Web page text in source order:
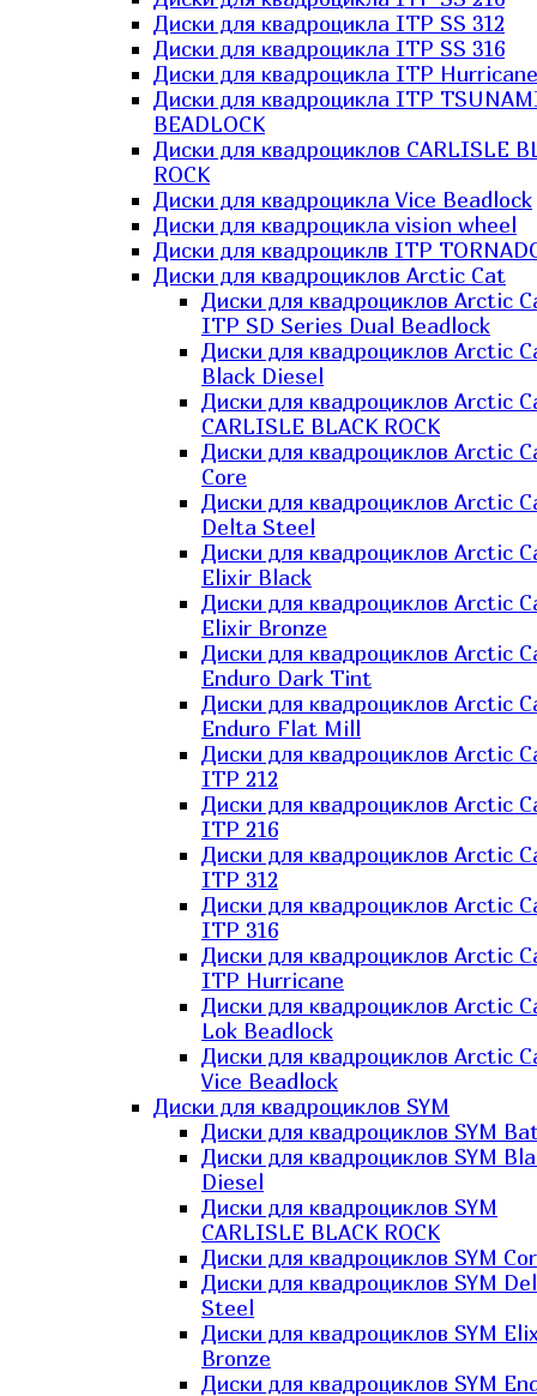
Диски для квадроцикла ITP SS 312
Диски для квадроцикла ITP SS 316
Диски для квадроцикла ITP Hurricane
Диски для квадроцикла ITP
BEADLOCK
Диски для квадроциклов CARLISLE
ROCK
Диски для квадроцикла Vice Beadlock
Диски для квадроцикла vision wheel
Диски для квадроциклв ITP
Диски для квадроциклов Arctic Cat
Диски для квадроциклов Arctic
ITP SD Series Dual Beadlock
Диски для квадроциклов Arctic
Black Diesel
Диски для квадроциклов Arctic
CARLISLE BLACK ROCK
Диски для квадроциклов Arctic
Core
Диски для квадроциклов Arctic
Delta Steel
Диски для квадроциклов Arctic
Elixir Black
Диски для квадроциклов Arctic
Elixir Bronze
Диски для квадроциклов Arctic
Enduro Dark Tint
Диски для квадроциклов Arctic
Enduro Flat Mill
Диски для квадроциклов Arctic
ITP 212
Диски для квадроциклов Arctic
ITP 216
Диски для квадроциклов Arctic
ITP 312
Диски для квадроциклов Arctic
ITP 316
Диски для квадроциклов Arctic
ITP Hurricane
Диски для квадроциклов Arctic
Lok Beadlock
Диски для квадроциклов Arctic
Vice Beadlock
Диски для квадроциклов SYM
Диски для квадроциклов SYM
Диски для квадроциклов SYM
Diesel
Диски для квадроциклов SYM
CARLISLE BLACK ROCK
Диски для квадроциклов SYM
Диски для квадроциклов SYM
Steel
Диски для квадроциклов SYM
Bronze
Диски для квадроциклов SYM